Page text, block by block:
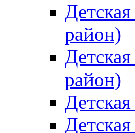
район)
район)